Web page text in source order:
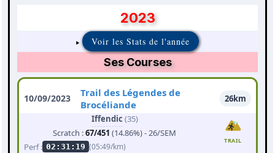
2023
Voir les Stats de l'année
Ses Courses
10/09/2023
Trail des Légendes de
Brocéliande
26km
Iffendic (35)
Scratch :67/451 (14.86%) - 26/SEM
Perf : 02:31:19 (05:49/km)
TRAIL